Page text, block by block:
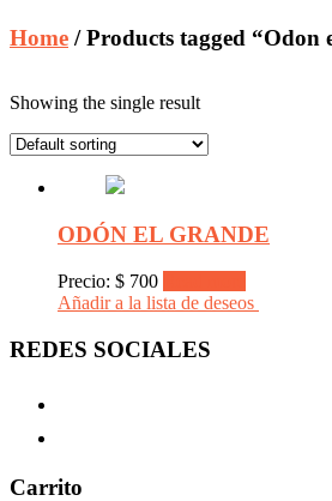
Home / Products tagged “Odon
Showing the single result
ODÓN EL GRANDE
Precio: $ 700
Añadir a la lista de deseos
REDES SOCIALES
Carrito